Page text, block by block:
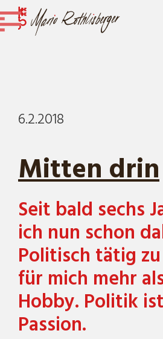
6.2.2018
Mitten drin
Seit bald sechs
ich nun schon
Politisch tätig
für mich mehr
Hobby. Politik
Passion.